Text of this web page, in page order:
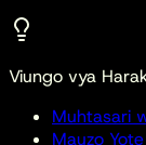
Viungo vya
Muhtasari
Mauzo Yote